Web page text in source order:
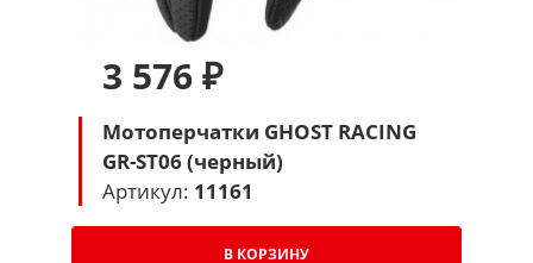
3 576 ₽
Мотоперчатки GHOST RACING
GR-ST06 (черный)
Артикул: 11161
В КОРЗИНУ